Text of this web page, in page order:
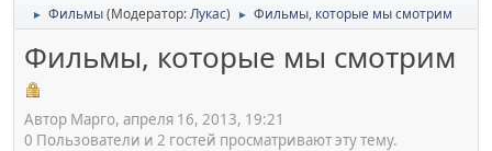
► Фильмы(Модератор:Лукас) ► Фильмы, которые мы смотрим
Фильмы, которые мы смотрим
Автор Марго, апреля 16, 2013, 19:21
0 Пользователи и 2 гостей просматривают эту тему.